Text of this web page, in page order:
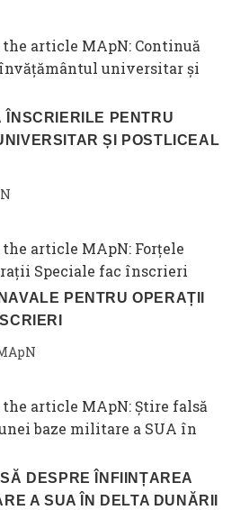
ÎNSCRIERILE PENTRU
ȘI POSTLICEAL
PENTRU OPERAȚII
DESPRE ÎNFIINȚAREA
A SUA ÎN DELTA DUNĂRII